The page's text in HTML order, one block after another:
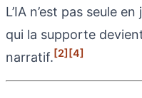
L’IA n’est pas seule
qui la supporte
narratif.[2][4]